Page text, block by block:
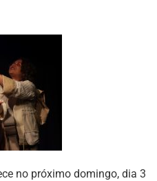
no próximo domingo, dia 3